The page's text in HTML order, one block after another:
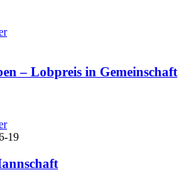
– Lobpreis in Gemeinschaft
19